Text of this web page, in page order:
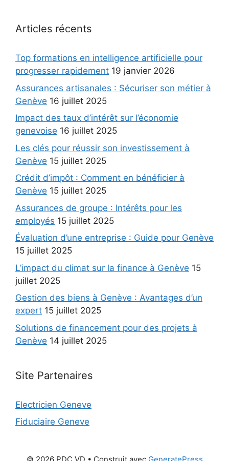
Articles récents
Top formations en intelligence artificielle pour
progresser rapidement 19 janvier 2026
Assurances artisanales : Sécuriser son métier à
Genève 16 juillet 2025
Impact des taux d’intérêt sur l’économie
genevoise 16 juillet 2025
Les clés pour réussir son investissement à
Genève 15 juillet 2025
Crédit d’impôt : Comment en bénéficier à
Genève 15 juillet 2025
Assurances de groupe : Intérêts pour les
employés 15 juillet 2025
Évaluation d’une entreprise : Guide pour Genève
15 juillet 2025
L’impact du climat sur la finance à Genève 15
juillet 2025
Gestion des biens à Genève : Avantages d’un
expert 15 juillet 2025
Solutions de financement pour des projets à
Genève 14 juillet 2025
Site Partenaires
Electricien Geneve
Fiduciaire Geneve